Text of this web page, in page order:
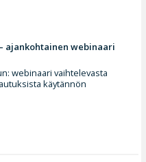
ajankohtainen webinaari
webinaari vaihtelevasta
käytännön